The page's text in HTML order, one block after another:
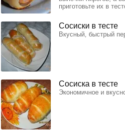
приготовьте их в
Сосиски в тесте
Вкусный, быстрый
Сосиска в тесте
Экономичное и